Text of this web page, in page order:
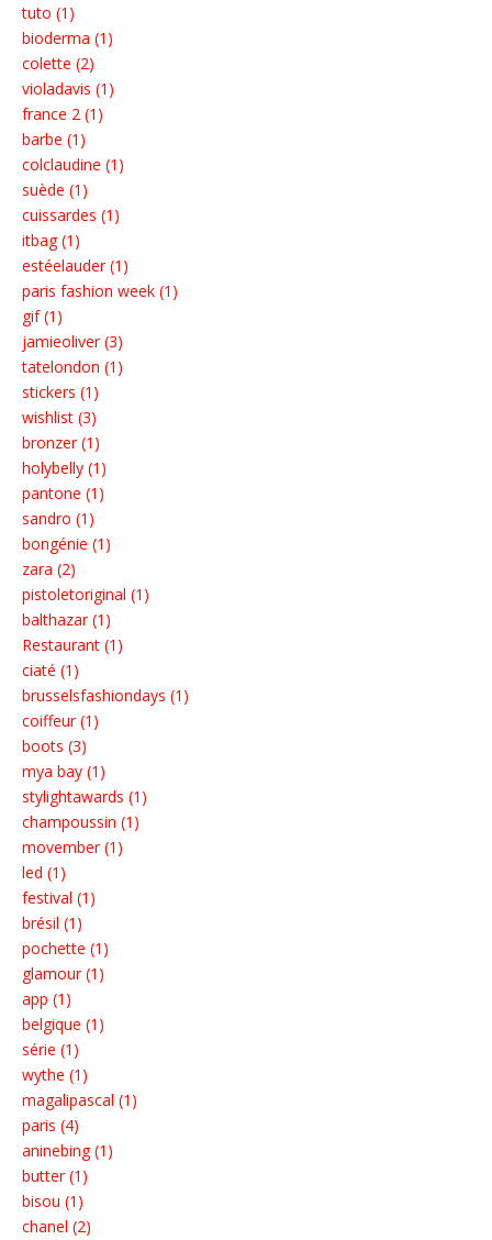
tuto (1)
bioderma (1)
colette (2)
violadavis (1)
france 2 (1)
barbe (1)
colclaudine (1)
suède (1)
cuissardes (1)
itbag (1)
estéelauder (1)
paris fashion week (1)
gif (1)
jamieoliver (3)
tatelondon (1)
stickers (1)
wishlist (3)
bronzer (1)
holybelly (1)
pantone (1)
sandro (1)
bongénie (1)
zara (2)
pistoletoriginal (1)
balthazar (1)
Restaurant (1)
ciaté (1)
brusselsfashiondays (1)
coiffeur (1)
boots (3)
mya bay (1)
stylightawards (1)
champoussin (1)
movember (1)
led (1)
festival (1)
brésil (1)
pochette (1)
glamour (1)
app (1)
belgique (1)
série (1)
wythe (1)
magalipascal (1)
paris (4)
aninebing (1)
butter (1)
bisou (1)
chanel (2)